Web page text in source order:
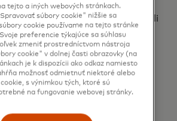
a kód overovania karty.
spracovávame, aby ste mohli
programu: Môžeme
rôzne typy osobných údajov v
programu. Napríklad programy
aby vám poskytovali služby
budú zvyčajne vyžadovať
alebo geografickej polohy.
tejto a iných webových stránkach.
súbory cookie" nižšie sa
cookie používame na tejto stránke
preferencie týkajúce sa súhlasu
zmeniť prostredníctvom nástroja
cookie" v dolnej časti obrazovky (na
je k dispozícii ako odkaz namiesto
možnosť odmietnuť niektoré alebo
s výnimkou tých, ktoré sú
na fungovanie webovej stránky.